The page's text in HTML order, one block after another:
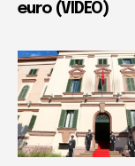
euro (VIDEO)